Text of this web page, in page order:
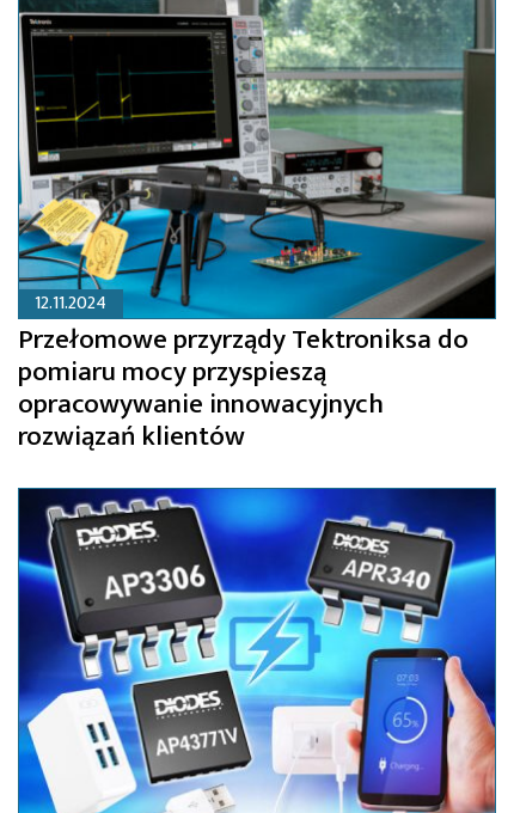
12.11.2024
Przełomowe przyrządy Tektroniksa do
pomiaru mocy przyspieszą
opracowywanie innowacyjnych
rozwiązań klientów